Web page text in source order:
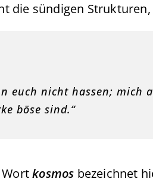
die sündigen
euch nicht hassen; mich
böse sind.“
Wortkosmos bezeichnet